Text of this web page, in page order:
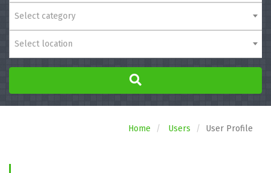
Select category
Select location
Home Users User Profile